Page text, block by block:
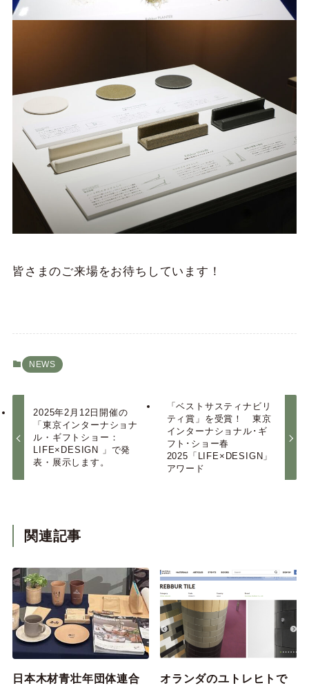
皆さまのご来場をお待ちしています！
NEWS
2025年2月12日開催の
「東京インターナショナ
ル・ギフトショー：
LIFE×DESIGN 」で発
表・展示します。
「ベストサスティナビリ
ティ賞」を受賞！ 東京
インターナショナル･ギ
フト･ショー春
2025「LIFE×DESIGN」
アワード
関連記事
日本木材青壮年団体連合
オランダのユトレヒトで